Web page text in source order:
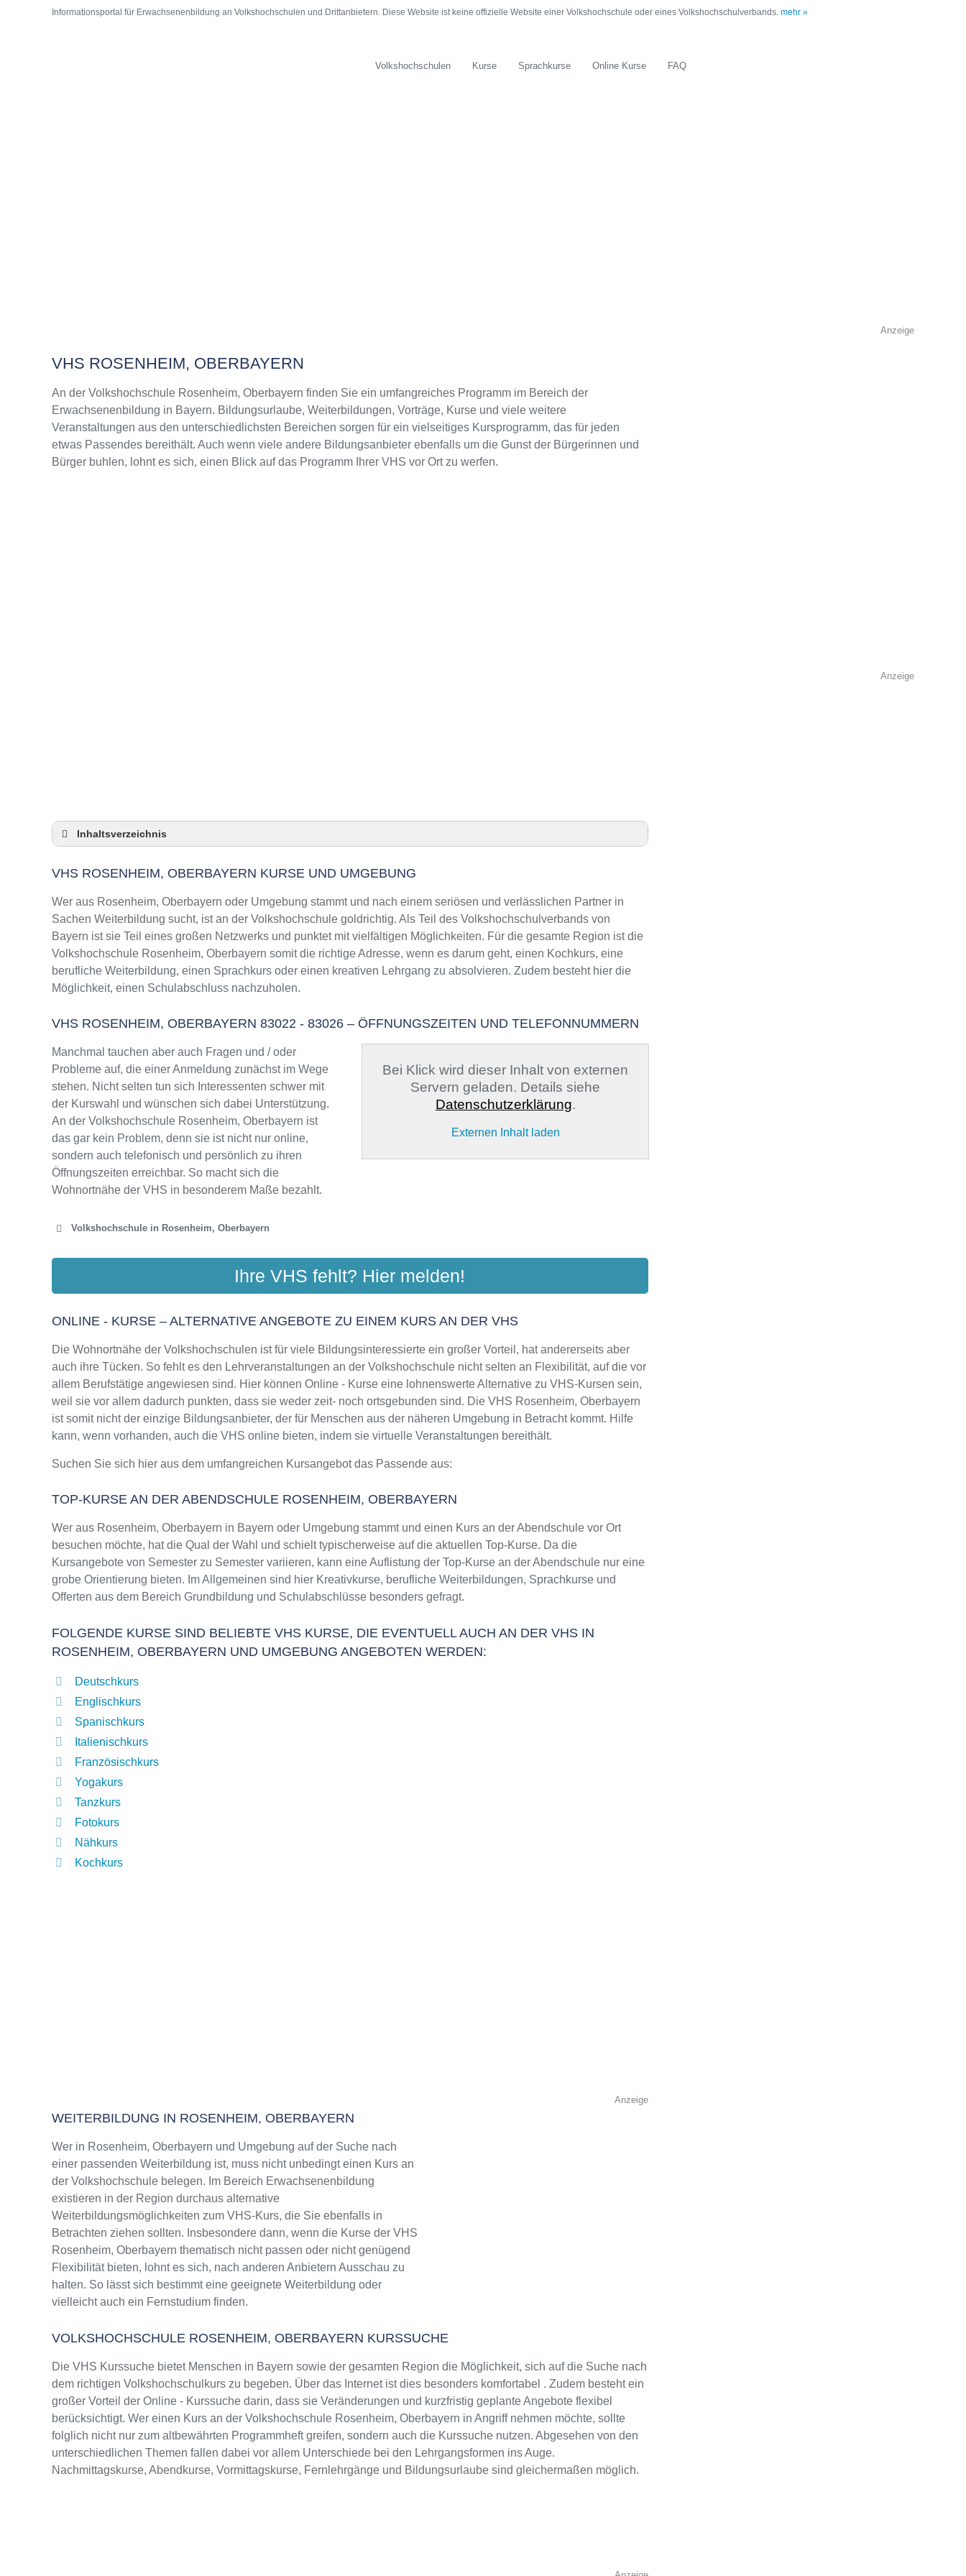
Informationsportal für Erwachsenenbildung an Volkshochschulen und Drittanbietern. Diese Website ist keine offizielle Website einer Volkshochschule oder eines Volkshochschulverbands. mehr »
Volkshochschulen Kurse Sprachkurse Online Kurse FAQ
Anzeige
VHS ROSENHEIM, OBERBAYERN
An der Volkshochschule Rosenheim, Oberbayern finden Sie ein umfangreiches Programm im Bereich der
Erwachsenenbildung in Bayern. Bildungsurlaube, Weiterbildungen, Vorträge, Kurse und viele weitere
Veranstaltungen aus den unterschiedlichsten Bereichen sorgen für ein vielseitiges Kursprogramm, das für jeden
etwas Passendes bereithält. Auch wenn viele andere Bildungsanbieter ebenfalls um die Gunst der Bürgerinnen und
Bürger buhlen, lohnt es sich, einen Blick auf das Programm Ihrer VHS vor Ort zu werfen.
Anzeige
Inhaltsverzeichnis
VHS Rosenheim, Oberbayern – Öffnungszeiten und Telefonnummer
Top-Kurse an der Abendschule Rosenheim, Oberbayern
Online-Kurse – Alternative Angebote zu einem Kurs an der VHS
Top-Kurse an der Abendschule Rosenheim, Oberbayern
Weiterbildung in Rosenheim, Oberbayern
VHS Rosenheim, Oberbayern Programm 2025 / 2026
VHS ROSENHEIM, OBERBAYERN KURSE UND UMGEBUNG
Wer aus Rosenheim, Oberbayern oder Umgebung stammt und nach einem seriösen und verlässlichen Partner in
Sachen Weiterbildung sucht, ist an der Volkshochschule goldrichtig. Als Teil des Volkshochschulverbands von
Bayern ist sie Teil eines großen Netzwerks und punktet mit vielfältigen Möglichkeiten. Für die gesamte Region ist die
Volkshochschule Rosenheim, Oberbayern somit die richtige Adresse, wenn es darum geht, einen Kochkurs, eine
berufliche Weiterbildung, einen Sprachkurs oder einen kreativen Lehrgang zu absolvieren. Zudem besteht hier die
Möglichkeit, einen Schulabschluss nachzuholen.
VHS ROSENHEIM, OBERBAYERN 83022 - 83026 – ÖFFNUNGSZEITEN UND TELEFONNUMMERN
Manchmal tauchen aber auch Fragen und / oder
Probleme auf, die einer Anmeldung zunächst im Wege
stehen. Nicht selten tun sich Interessenten schwer mit
der Kurswahl und wünschen sich dabei Unterstützung.
An der Volkshochschule Rosenheim, Oberbayern ist
das gar kein Problem, denn sie ist nicht nur online,
sondern auch telefonisch und persönlich zu ihren
Öffnungszeiten erreichbar. So macht sich die
Wohnortnähe der VHS in besonderem Maße bezahlt.
Bei Klick wird dieser Inhalt von externen
Servern geladen. Details siehe
Datenschutzerklärung.
Externen Inhalt laden
Volkshochschule in Rosenheim, Oberbayern
VOLKSHOCHSCHULE ROSENHEIM
Ihre VHS fehlt? Hier melden!
ONLINE - KURSE – ALTERNATIVE ANGEBOTE ZU EINEM KURS AN DER VHS
Die Wohnortnähe der Volkshochschulen ist für viele Bildungsinteressierte ein großer Vorteil, hat andererseits aber
auch ihre Tücken. So fehlt es den Lehrveranstaltungen an der Volkshochschule nicht selten an Flexibilität, auf die vor
allem Berufstätige angewiesen sind. Hier können Online - Kurse eine lohnenswerte Alternative zu VHS-Kursen sein,
weil sie vor allem dadurch punkten, dass sie weder zeit- noch ortsgebunden sind. Die VHS Rosenheim, Oberbayern
ist somit nicht der einzige Bildungsanbieter, der für Menschen aus der näheren Umgebung in Betracht kommt. Hilfe
kann, wenn vorhanden, auch die VHS online bieten, indem sie virtuelle Veranstaltungen bereithält.
Suchen Sie sich hier aus dem umfangreichen Kursangebot das Passende aus:
TOP-KURSE AN DER ABENDSCHULE ROSENHEIM, OBERBAYERN
Wer aus Rosenheim, Oberbayern in Bayern oder Umgebung stammt und einen Kurs an der Abendschule vor Ort
besuchen möchte, hat die Qual der Wahl und schielt typischerweise auf die aktuellen Top-Kurse. Da die
Kursangebote von Semester zu Semester variieren, kann eine Auflistung der Top-Kurse an der Abendschule nur eine
grobe Orientierung bieten. Im Allgemeinen sind hier Kreativkurse, berufliche Weiterbildungen, Sprachkurse und
Offerten aus dem Bereich Grundbildung und Schulabschlüsse besonders gefragt.
FOLGENDE KURSE SIND BELIEBTE VHS KURSE, DIE EVENTUELL AUCH AN DER VHS IN
ROSENHEIM, OBERBAYERN UND UMGEBUNG ANGEBOTEN WERDEN:
Deutschkurs
Englischkurs
Spanischkurs
Italienischkurs
Französischkurs
Yogakurs
Tanzkurs
Fotokurs
Nähkurs
Kochkurs
Anzeige
WEITERBILDUNG IN ROSENHEIM, OBERBAYERN
Wer in Rosenheim, Oberbayern und Umgebung auf der Suche nach
einer passenden Weiterbildung ist, muss nicht unbedingt einen Kurs an
der Volkshochschule belegen. Im Bereich Erwachsenenbildung
existieren in der Region durchaus alternative
Weiterbildungsmöglichkeiten zum VHS-Kurs, die Sie ebenfalls in
Betrachten ziehen sollten. Insbesondere dann, wenn die Kurse der VHS
Rosenheim, Oberbayern thematisch nicht passen oder nicht genügend
Flexibilität bieten, lohnt es sich, nach anderen Anbietern Ausschau zu
halten. So lässt sich bestimmt eine geeignete Weiterbildung oder
vielleicht auch ein Fernstudium finden.
VOLKSHOCHSCHULE ROSENHEIM, OBERBAYERN KURSSUCHE
Die VHS Kurssuche bietet Menschen in Bayern sowie der gesamten Region die Möglichkeit, sich auf die Suche nach
dem richtigen Volkshochschulkurs zu begeben. Über das Internet ist dies besonders komfortabel . Zudem besteht ein
großer Vorteil der Online - Kurssuche darin, dass sie Veränderungen und kurzfristig geplante Angebote flexibel
berücksichtigt. Wer einen Kurs an der Volkshochschule Rosenheim, Oberbayern in Angriff nehmen möchte, sollte
folglich nicht nur zum altbewährten Programmheft greifen, sondern auch die Kurssuche nutzen. Abgesehen von den
unterschiedlichen Themen fallen dabei vor allem Unterschiede bei den Lehrgangsformen ins Auge.
Nachmittagskurse, Abendkurse, Vormittagskurse, Fernlehrgänge und Bildungsurlaube sind gleichermaßen möglich.
Anzeige